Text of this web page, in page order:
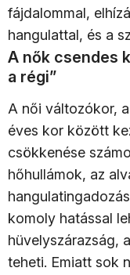
fájdalommal,
hangulattal, és a
A nők csendes
a régi”
A női változókor,
éves kor között
csökkenése
hőhullámok, az
komoly hatással
hüvelyszárazság,
teheti. Emiatt sok